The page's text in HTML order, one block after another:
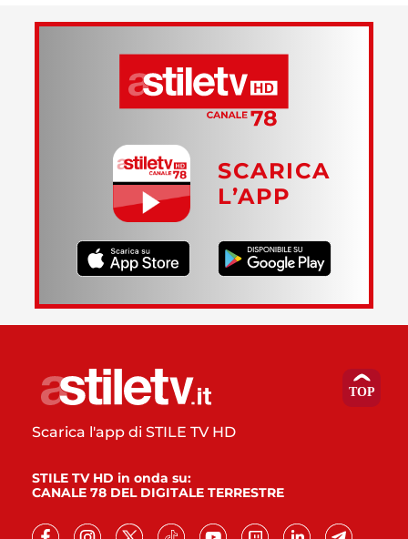
SCARICA
L’APP
Scarica l'app di STILE TV HD
STILE TV HD in onda su:
CANALE 78 DEL DIGITALE TERRESTRE